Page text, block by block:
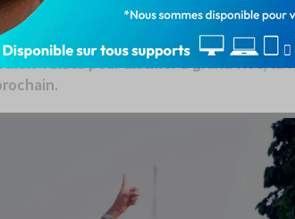
motos ou enroulées sur les têtes et
« Talon-Talata !!! 1 coup K.O!!! Talon 10
Talata pour distiller à grand flot, la